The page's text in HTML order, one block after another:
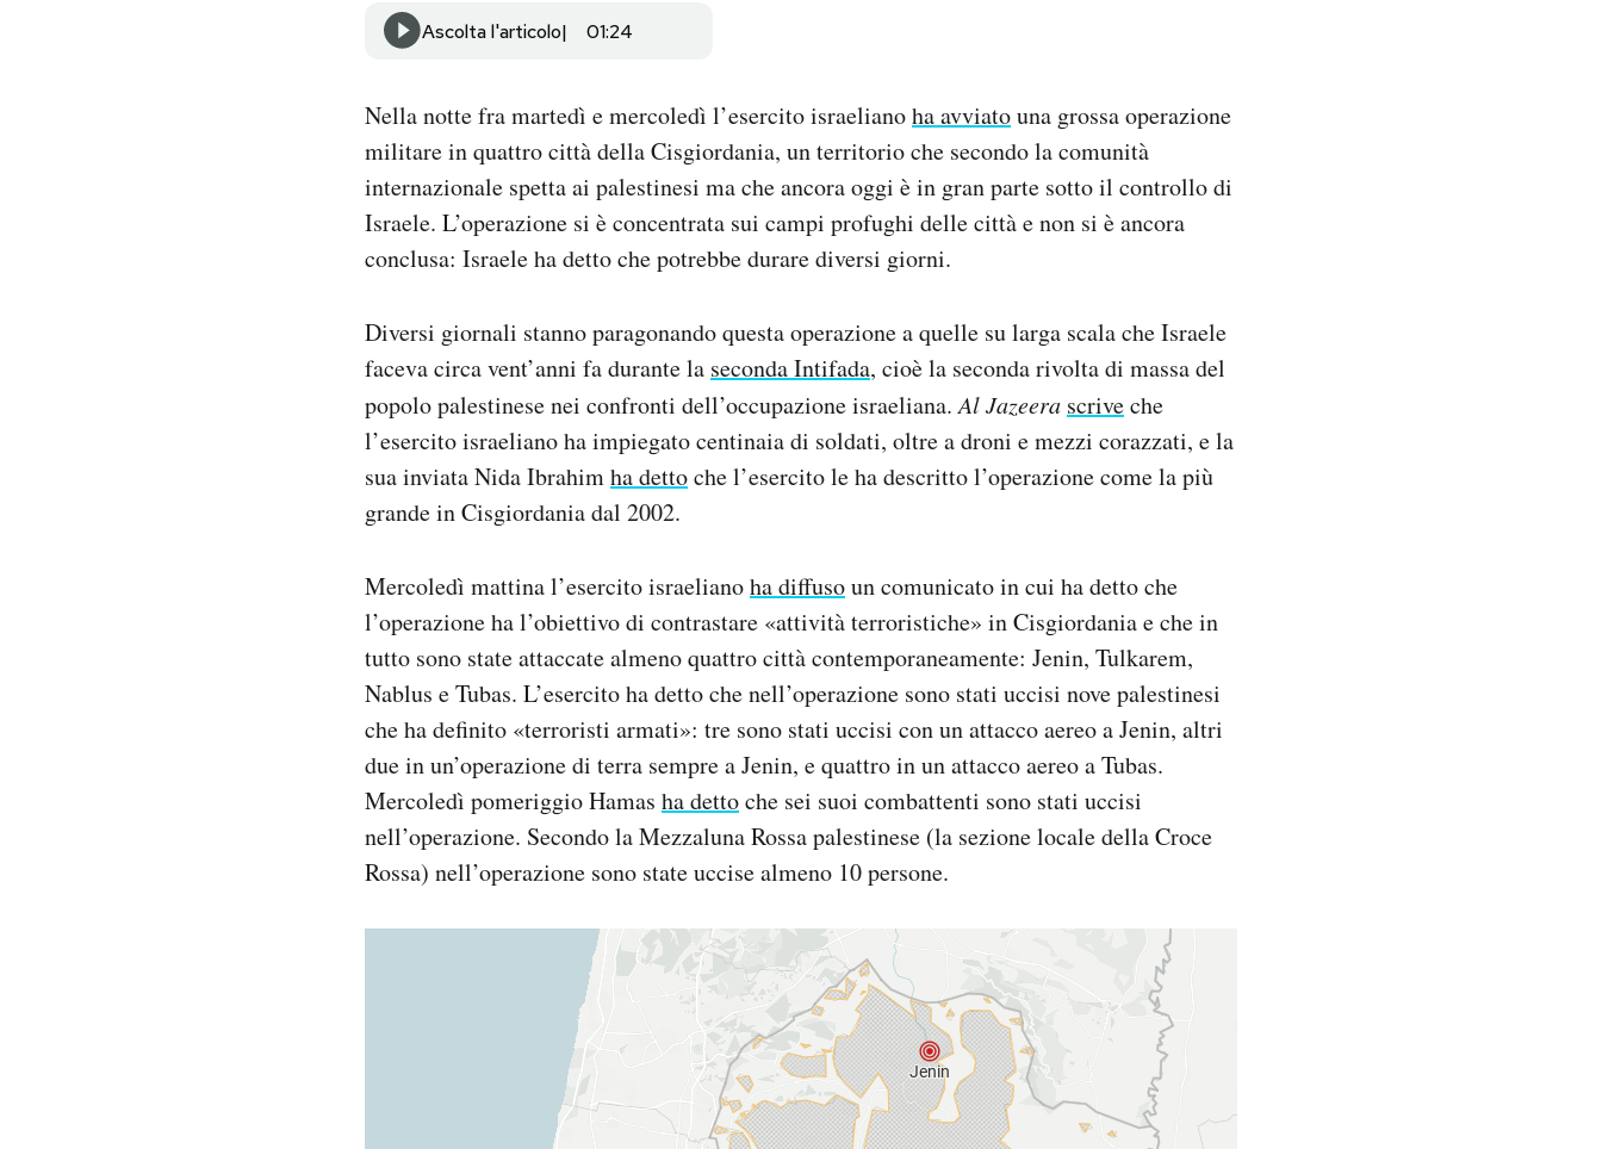
Ascolta l'articolo 01:24
Nella notte fra martedì e mercoledì l’esercito israelianoha avviatouna grossa operazione
militare in quattro città della Cisgiordania, un territorio che secondo la comunità
internazionale spetta ai palestinesi ma che ancora oggi è in gran parte sotto il controllo di
Israele. L’operazione si è concentrata sui campi profughi delle città e non si è ancora
conclusa: Israele ha detto che potrebbe durare diversi giorni.
Diversi giornali stanno paragonando questa operazione a quelle su larga scala che Israele
faceva circa vent’anni fa durante la seconda Intifada, cioè la seconda rivolta di massa del
popolo palestinese nei confronti dell’occupazione israeliana.Al Jazeera scriveche
l’esercito israeliano ha impiegato centinaia di soldati, oltre a droni e mezzi corazzati, e la
sua inviata Nida Ibrahimha dettoche l’esercito le ha descritto l’operazione come la più
grande in Cisgiordania dal 2002.
Mercoledì mattina l’esercito israelianoha diffusoun comunicato in cui ha detto che
l’operazione ha l’obiettivo di contrastare «attività terroristiche» in Cisgiordania e che in
tutto sono state attaccate almeno quattro città contemporaneamente: Jenin, Tulkarem,
Nablus e Tubas. L’esercito ha detto che nell’operazione sono stati uccisi nove palestinesi
che ha definito «terroristi armati»: tre sono stati uccisi con un attacco aereo a Jenin, altri
due in un’operazione di terra sempre a Jenin, e quattro in un attacco aereo a Tubas.
Mercoledì pomeriggio Hamas ha dettoche sei suoi combattenti sono stati uccisi
nell’operazione. Secondo la Mezzaluna Rossa palestinese (la sezione locale della Croce
Rossa) nell’operazione sono state uccise almeno 10 persone.